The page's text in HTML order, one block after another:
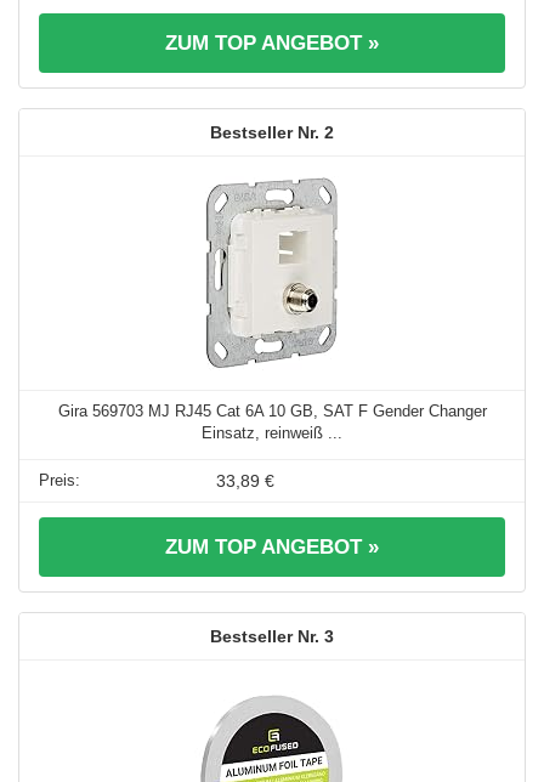
ZUM TOP ANGEBOT »
2
Gira 569703 MJ RJ45 Cat 6A 10 GB, SAT F Gender Changer
Einsatz, reinweiß ...
33,89 €
ZUM TOP ANGEBOT »
3